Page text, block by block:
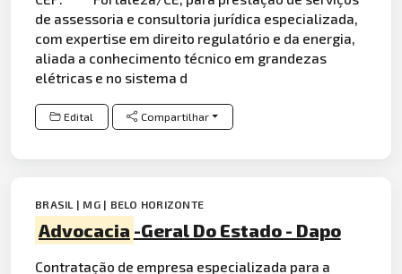
de assessoria e consultoria jurídica especializada,
com expertise em direito regulatório e da energia,
aliada a conhecimento técnico em grandezas
elétricas e no sistema d
Edital Compartilhar
BRASIL | MG | BELO HORIZONTE
Advocacia -Geral Do Estado - Dapo
Contratação de empresa especializada para a